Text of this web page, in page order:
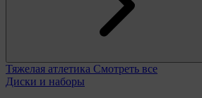
Тяжелая атлетика Смотреть все
Диски и наборы